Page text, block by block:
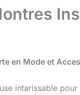
en Mode et
intarissable